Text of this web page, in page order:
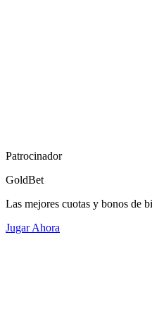
Patrocinador
GoldBet
Las mejores cuotas y bonos de
Jugar Ahora